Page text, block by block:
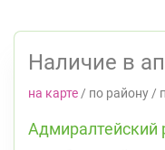
Наличие в
на карте / по району /
Адмиралтейский